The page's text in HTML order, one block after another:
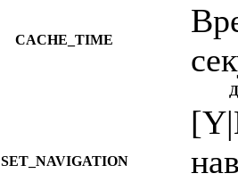
CACHE_TIME
SET_NAVIGATION